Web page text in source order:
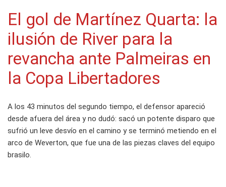
El gol de Martínez Quarta: la
ilusión de River para la
revancha ante Palmeiras en
la Copa Libertadores
A los 43 minutos del segundo tiempo, el defensor apareció
desde afuera del área y no dudó: sacó un potente disparo que
sufrió un leve desvío en el camino y se terminó metiendo en el
arco de Weverton, que fue una de las piezas claves del equipo
brasilo.